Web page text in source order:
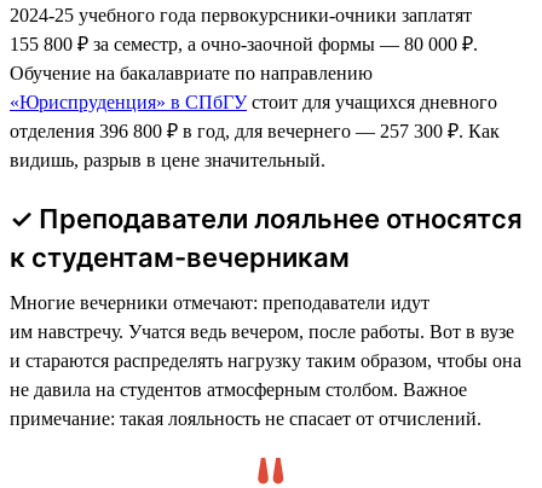
2024-25 учебного года первокурсники-очники заплатят
155 800 ₽ за семестр, а очно-заочной формы — 80 000 ₽.
Обучение на бакалавриате по направлению
«Юриспруденция» в СПбГУстоит для учащихся дневного
отделения 396 800 ₽ в год, для вечернего — 257 300 ₽. Как
видишь, разрыв в цене значительный.
✓ Преподаватели лояльнее относятся
к студентам-вечерникам
Многие вечерники отмечают: преподаватели идут
им навстречу. Учатся ведь вечером, после работы. Вот в вузе
и стараются распределять нагрузку таким образом, чтобы она
не давила на студентов атмосферным столбом. Важное
примечание: такая лояльность не спасает от отчислений.